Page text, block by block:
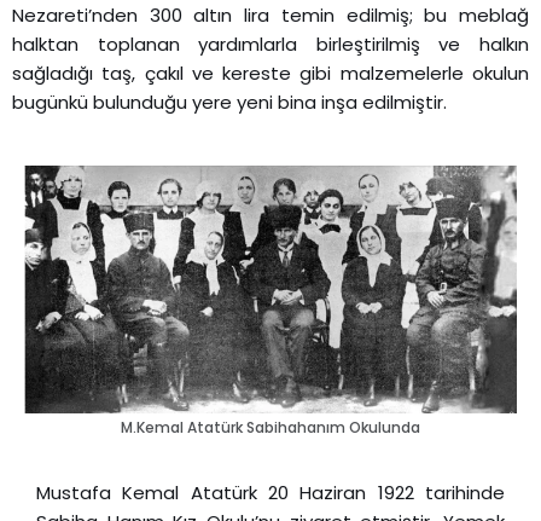
Nezareti’nden 300 altın lira temin edilmiş; bu meblağ
halktan toplanan yardımlarla birleştirilmiş ve halkın
sağladığı taş, çakıl ve kereste gibi malzemelerle okulun
bugünkü bulunduğu yere yeni bina inşa edilmiştir.
M.Kemal Atatürk Sabihahanım Okulunda
Mustafa Kemal Atatürk20 Haziran 1922 tarihinde